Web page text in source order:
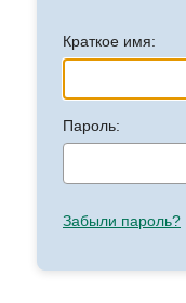
Краткое имя:
Пароль:
Забыли пароль?